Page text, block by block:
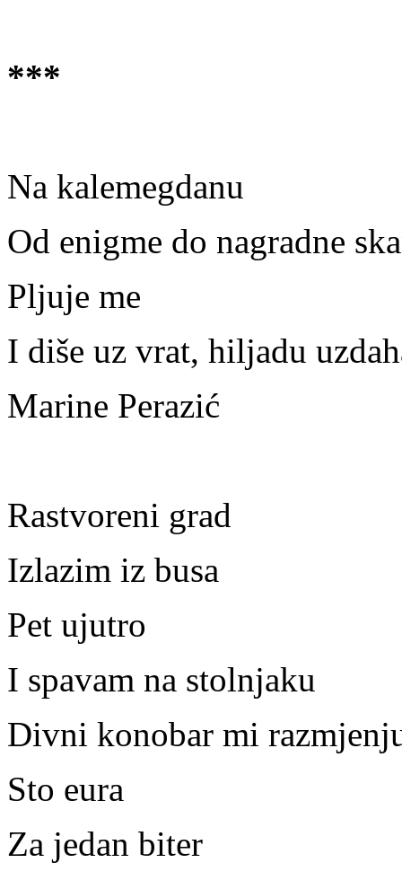
***
Na kalemegdanu
Od enigme do nagradne
Pljuje me
I diše uz vrat, hiljadu
Marine Perazić
Rastvoreni grad
Izlazim iz busa
Pet ujutro
I spavam na stolnjaku
Divni konobar mi
Sto eura
Za jedan biter